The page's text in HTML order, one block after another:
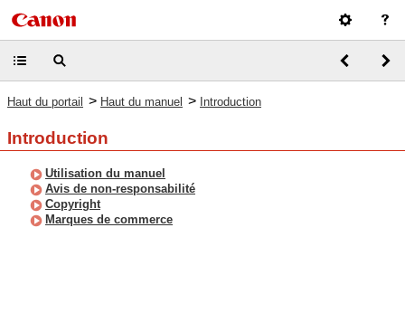
Haut du portail > Haut du manuel > Introduction
Introduction
Utilisation du manuel
Avis de non-responsabilité
Copyright
Marques de commerce